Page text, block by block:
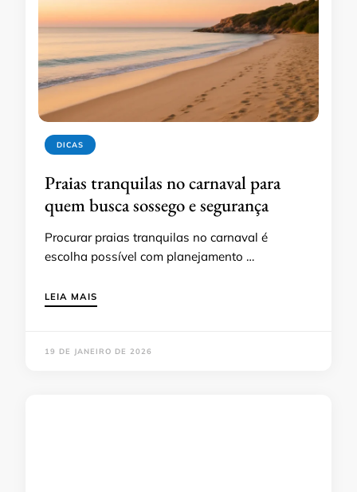
DICAS
Praias tranquilas no carnaval para
quem busca sossego e segurança
Procurar praias tranquilas no carnaval é
escolha possível com planejamento …
LEIA MAIS
19 DE JANEIRO DE 2026